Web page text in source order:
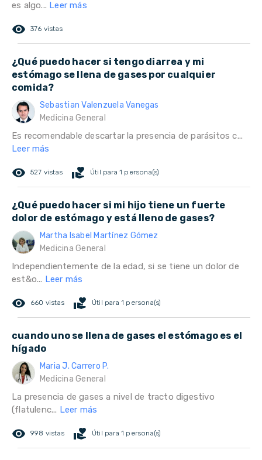
es algo... Leer más
remove_red_eye 376 vistas
¿Qué puedo hacer si tengo diarrea y mi
estómago se llena de gases por cualquier
comida?
Sebastian Valenzuela Vanegas
Medicina General
Es recomendable descartar la presencia de parásitos c...
Leer más
remove_red_eye 527 vistas volunteer_activism Útil para 1 persona(s)
¿Qué puedo hacer si mi hijo tiene un fuerte
dolor de estómago y está lleno de gases?
Martha Isabel Martínez Gómez
Medicina General
Independientemente de la edad, si se tiene un dolor de
est&o... Leer más
remove_red_eye 660 vistas volunteer_activism Útil para 1 persona(s)
cuando uno se llena de gases el estómago es el
hígado
Maria J. Carrero P.
Medicina General
La presencia de gases a nivel de tracto digestivo
(flatulenc... Leer más
remove_red_eye 998 vistas volunteer_activism Útil para 1 persona(s)